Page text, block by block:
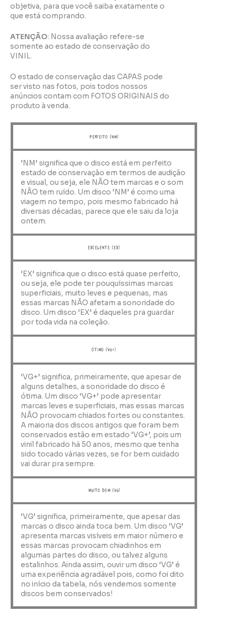
objetiva, para que você saiba exatamente o
que está comprando.
ATENÇÃO: Nossa avaliação refere-se
somente ao estado de conservação do
VINIL.
O estado de conservação das CAPAS pode
ser visto nas fotos, pois todos nossos
anúncios contam com FOTOS ORIGINAIS do
produto à venda.
perfeito (NM)
‘NM’ significa que o disco está em perfeito
estado de conservação em termos de audição
e visual, ou seja, ele NÃO tem marcas e o som
NÃO tem ruído. Um disco ‘NM’ é como uma
viagem no tempo, pois mesmo fabricado há
diversas décadas, parece que ele saiu da loja
ontem.
Excelente (EX)
‘EX’ significa que o disco está quase perfeito,
ou seja, ele pode ter pouquíssimas marcas
superficiais, muito leves e pequenas, mas
essas marcas NÃO afetam a sonoridade do
disco. Um disco ‘EX’ é daqueles pra guardar
por toda vida na coleção.
ótimo (VG+)
‘VG+’ significa, primeiramente, que apesar de
alguns detalhes, a sonoridade do disco é
ótima. Um disco ‘VG+’ pode apresentar
marcas leves e superficiais, mas essas marcas
NÃO provocam chiados fortes ou constantes.
A maioria dos discos antigos que foram bem
conservados estão em estado ‘VG+’, pois um
vinil fabricado há 50 anos, mesmo que tenha
sido tocado várias vezes, se for bem cuidado
vai durar pra sempre.
muito bom (VG)
‘VG’ significa, primeiramente, que apesar das
marcas o disco ainda toca bem. Um disco ‘VG’
apresenta marcas visíveis em maior número e
essas marcas provocam chiadinhos em
algumas partes do disco, ou talvez alguns
estalinhos. Ainda assim, ouvir um disco ‘VG’ é
uma experiência agradável pois, como foi dito
no início da tabela, nós vendemos somente
discos bem conservados!